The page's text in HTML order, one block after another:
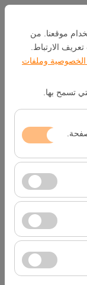
موقعنا. من
الارتباط.
وملفات
تسمح بها.
الموقع بشكل
لا يمكن
استخدام موقعنا
تجربة
مخصصة
(عدد مرات